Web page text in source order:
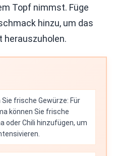
Topf nimmst. Füge
hinzu, um das
herauszuholen.
frische Gewürze: Für
können Sie frische
oder Chili hinzufügen, um